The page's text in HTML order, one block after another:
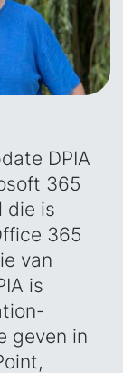
DPIA
365
die is
365
van
is
geven in